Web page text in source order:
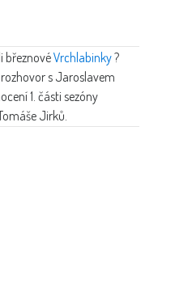
březnovéVrchlabinky?
s Jaroslavem
1. části sezóny
Jirků.